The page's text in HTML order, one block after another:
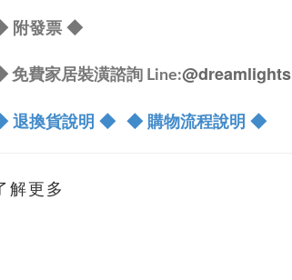
附發票◆
免費家居裝潢諮詢 Line:@dreamlights
退換貨說明 ◆ ◆ 購物流程說明 ◆
解更多